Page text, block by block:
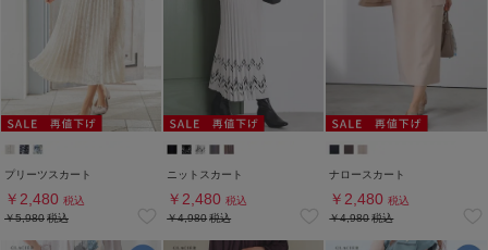
プリーツスカート
￥2,480 税込
￥5,980税込
ニットスカート
￥2,480 税込
￥4,980税込
ナロースカート
￥2,480 税込
￥4,980税込